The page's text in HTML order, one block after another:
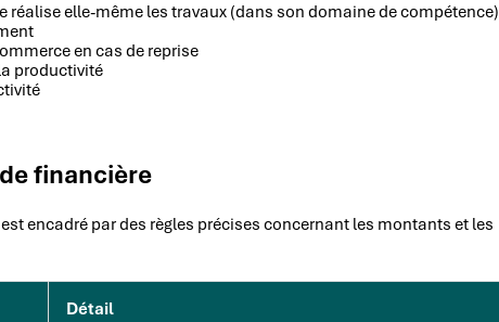
réalise elle-même les travaux (dans son domaine de compétence)
en cas de reprise
productivité
financière
encadré par des règles précises concernant les montants et les
Détail